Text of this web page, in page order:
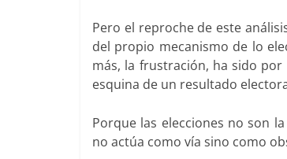
Pero el reproche de este
del propio mecanismo de lo
más, la frustración, ha sido
esquina de un resultado
Porque las elecciones no son
no actúa como vía sino como